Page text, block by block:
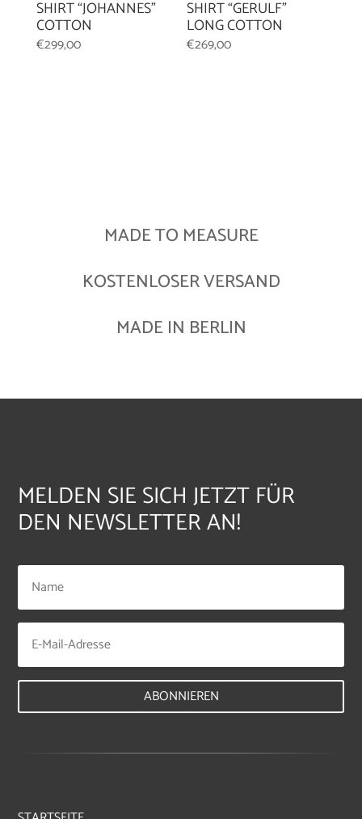
SHIRT “JOHANNES”
COTTON
€299,00
SHIRT “GERULF”
LONG COTTON
€269,00
MADE TO MEASURE
KOSTENLOSER VERSAND
MADE IN BERLIN
MELDEN SIE SICH JETZT FÜR
DEN NEWSLETTER AN!
ABONNIEREN